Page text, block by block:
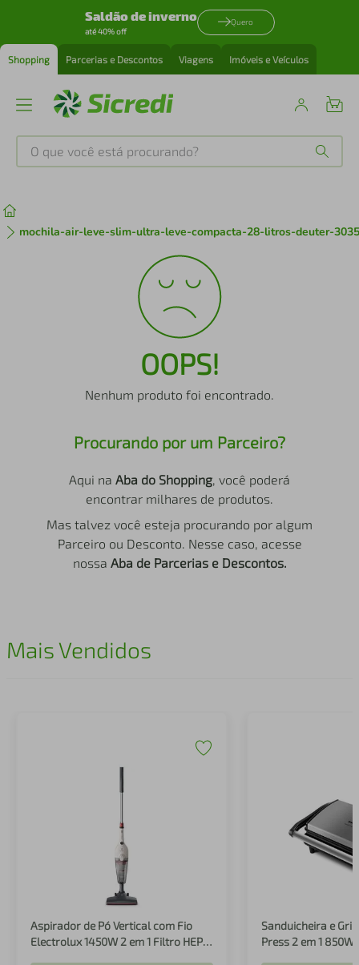
Saldão de inverno
até 40% off
Quero
Shopping Parcerias e Descontos Viagens Imóveis e Veículos
O que você está procurando?
mochila-air-leve-slim-ultra-leve-compacta-28-litros-deuter-
OOPS!
Nenhum produto foi encontrado.
Procurando por um Parceiro?
Aqui na Aba do Shopping, você poderá
encontrar milhares de produtos.
Mas talvez você esteja procurando por algum
Parceiro ou Desconto. Nesse caso, acesse
nossa Aba de Parcerias e Descontos.
Mais Vendidos
Aspirador de Pó Vertical com Fio
Electrolux 1450W 2 em 1 Filtro HEPA
Sanduicheira e
Press 2 em 1 850W
1 º tenis
iphone